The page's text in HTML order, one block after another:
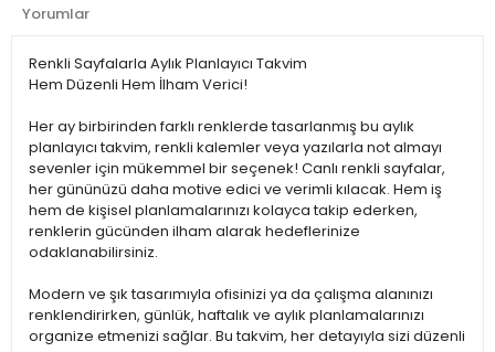
Yorumlar
Renkli Sayfalarla Aylık Planlayıcı Takvim
Hem Düzenli Hem İlham Verici!
Her ay birbirinden farklı renklerde tasarlanmış bu aylık
planlayıcı takvim, renkli kalemler veya yazılarla not almayı
sevenler için mükemmel bir seçenek! Canlı renkli sayfalar,
her gününüzü daha motive edici ve verimli kılacak. Hem iş
hem de kişisel planlamalarınızı kolayca takip ederken,
renklerin gücünden ilham alarak hedeflerinize
odaklanabilirsiniz.
Modern ve şık tasarımıyla ofisinizi ya da çalışma alanınızı
renklendirirken, günlük, haftalık ve aylık planlamalarınızı
organize etmenizi sağlar. Bu takvim, her detayıyla sizi düzenli